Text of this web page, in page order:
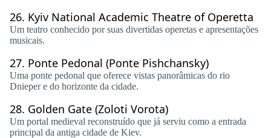
26. Kyiv National Academic Theatre of Operetta
Um teatro conhecido por suas divertidas operetas e apresentações
musicais.
27. Ponte Pedonal (Ponte Pishchansky)
Uma ponte pedonal que oferece vistas panorâmicas do rio
Dnieper e do horizonte da cidade.
28. Golden Gate (Zoloti Vorota)
Um portal medieval reconstruído que já serviu como a entrada
principal da antiga cidade de Kiev.